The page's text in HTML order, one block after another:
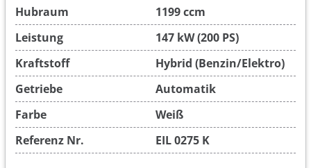
Hubraum
1199 ccm
Leistung
147 kW (200 PS)
Kraftstoff
Hybrid (Benzin/Elektro)
Getriebe
Automatik
Farbe
Weiß
Referenz Nr.
EIL 0275 K